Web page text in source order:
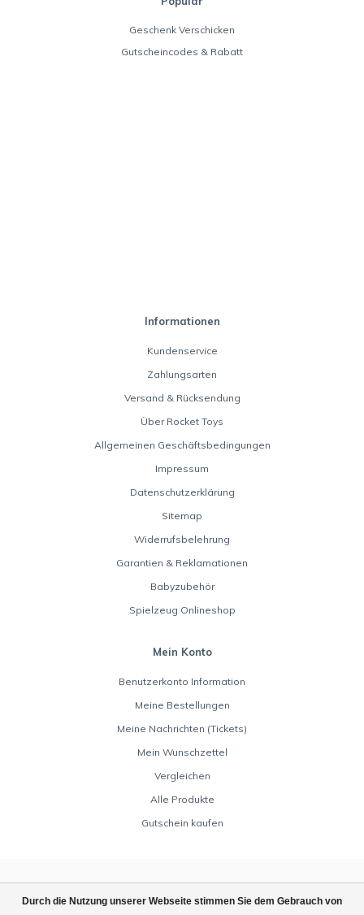
Durch die Nutzung unserer Webseite stimmen Sie dem Gebrauch von
Geschenk Verschicken
Gutscheincodes & Rabatt
Informationen
Kundenservice
Zahlungsarten
Versand & Rücksendung
Über Rocket Toys
Allgemeinen Geschäftsbedingungen
Impressum
Datenschutzerklärung
Sitemap
Widerrufsbelehrung
Garantien & Reklamationen
Babyzubehör
Spielzeug Onlineshop
Mein Konto
Benutzerkonto Information
Meine Bestellungen
Meine Nachrichten (Tickets)
Mein Wunschzettel
Vergleichen
Alle Produkte
Gutschein kaufen